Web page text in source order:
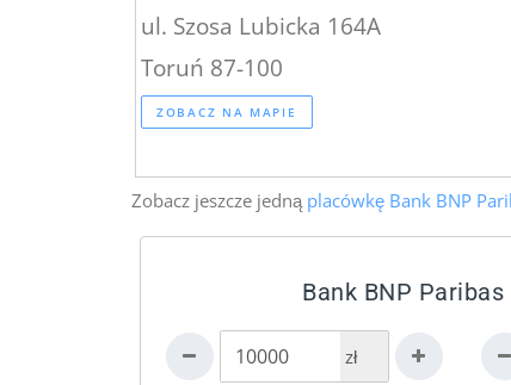
ul. Szosa Lubicka 164A
Toruń 87-100
ZOBACZ NA MAPIE
Zobacz jeszcze jedną placówkę Bank BNP
Bank BNP
zł